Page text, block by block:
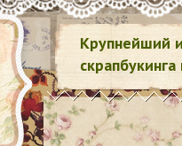
Крупнейший
скрапбукинга